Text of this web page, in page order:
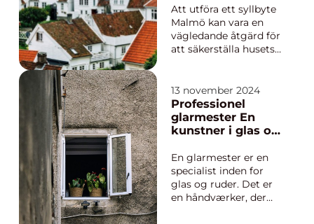
Et få lagt ny...
Att utföra ett syllbyte
Malmö kan vara en
vägledande åtgärd för
att säkerställa husets
skiftande väder och
byggnadsteknologier
genom tiderna blir
syllbyte ofta en n...
13 november 2024
Professionel
glarmester En
kunstner i glas og
En glarmester er en
specialist inden for
glas og ruder. Det er
en håndværker, der